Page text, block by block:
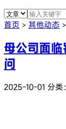
首页 > 其他动态 >
母公司面
问
2025-10-01 分类：